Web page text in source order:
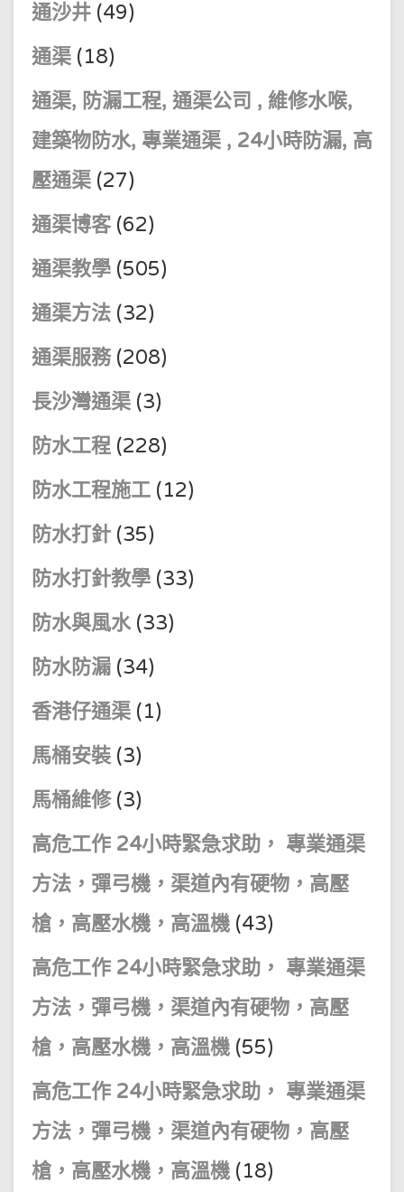
通沙井 (49)
通渠 (18)
通渠, 防漏工程, 通渠公司 , 維修水喉,
建築物防水, 專業通渠 , 24小時防漏, 高
壓通渠 (27)
通渠博客(62)
通渠教學 (505)
通渠方法 (32)
通渠服務(208)
長沙灣通渠 (3)
防水工程 (228)
防水工程施工 (12)
防水打針 (35)
防水打針教學 (33)
防水與風水(33)
防水防漏 (34)
香港仔通渠 (1)
馬桶安裝 (3)
馬桶維修(3)
高危工作 24小時緊急求助， 專業通渠
方法，彈弓機，渠道內有硬物，高壓
槍，高壓水機，高溫機 (43)
高危工作 24小時緊急求助， 專業通渠
方法，彈弓機，渠道內有硬物，高壓
槍，高壓水機，高溫機 (55)
高危工作 24小時緊急求助， 專業通渠
方法，彈弓機，渠道內有硬物，高壓
槍，高壓水機，高溫機 (18)